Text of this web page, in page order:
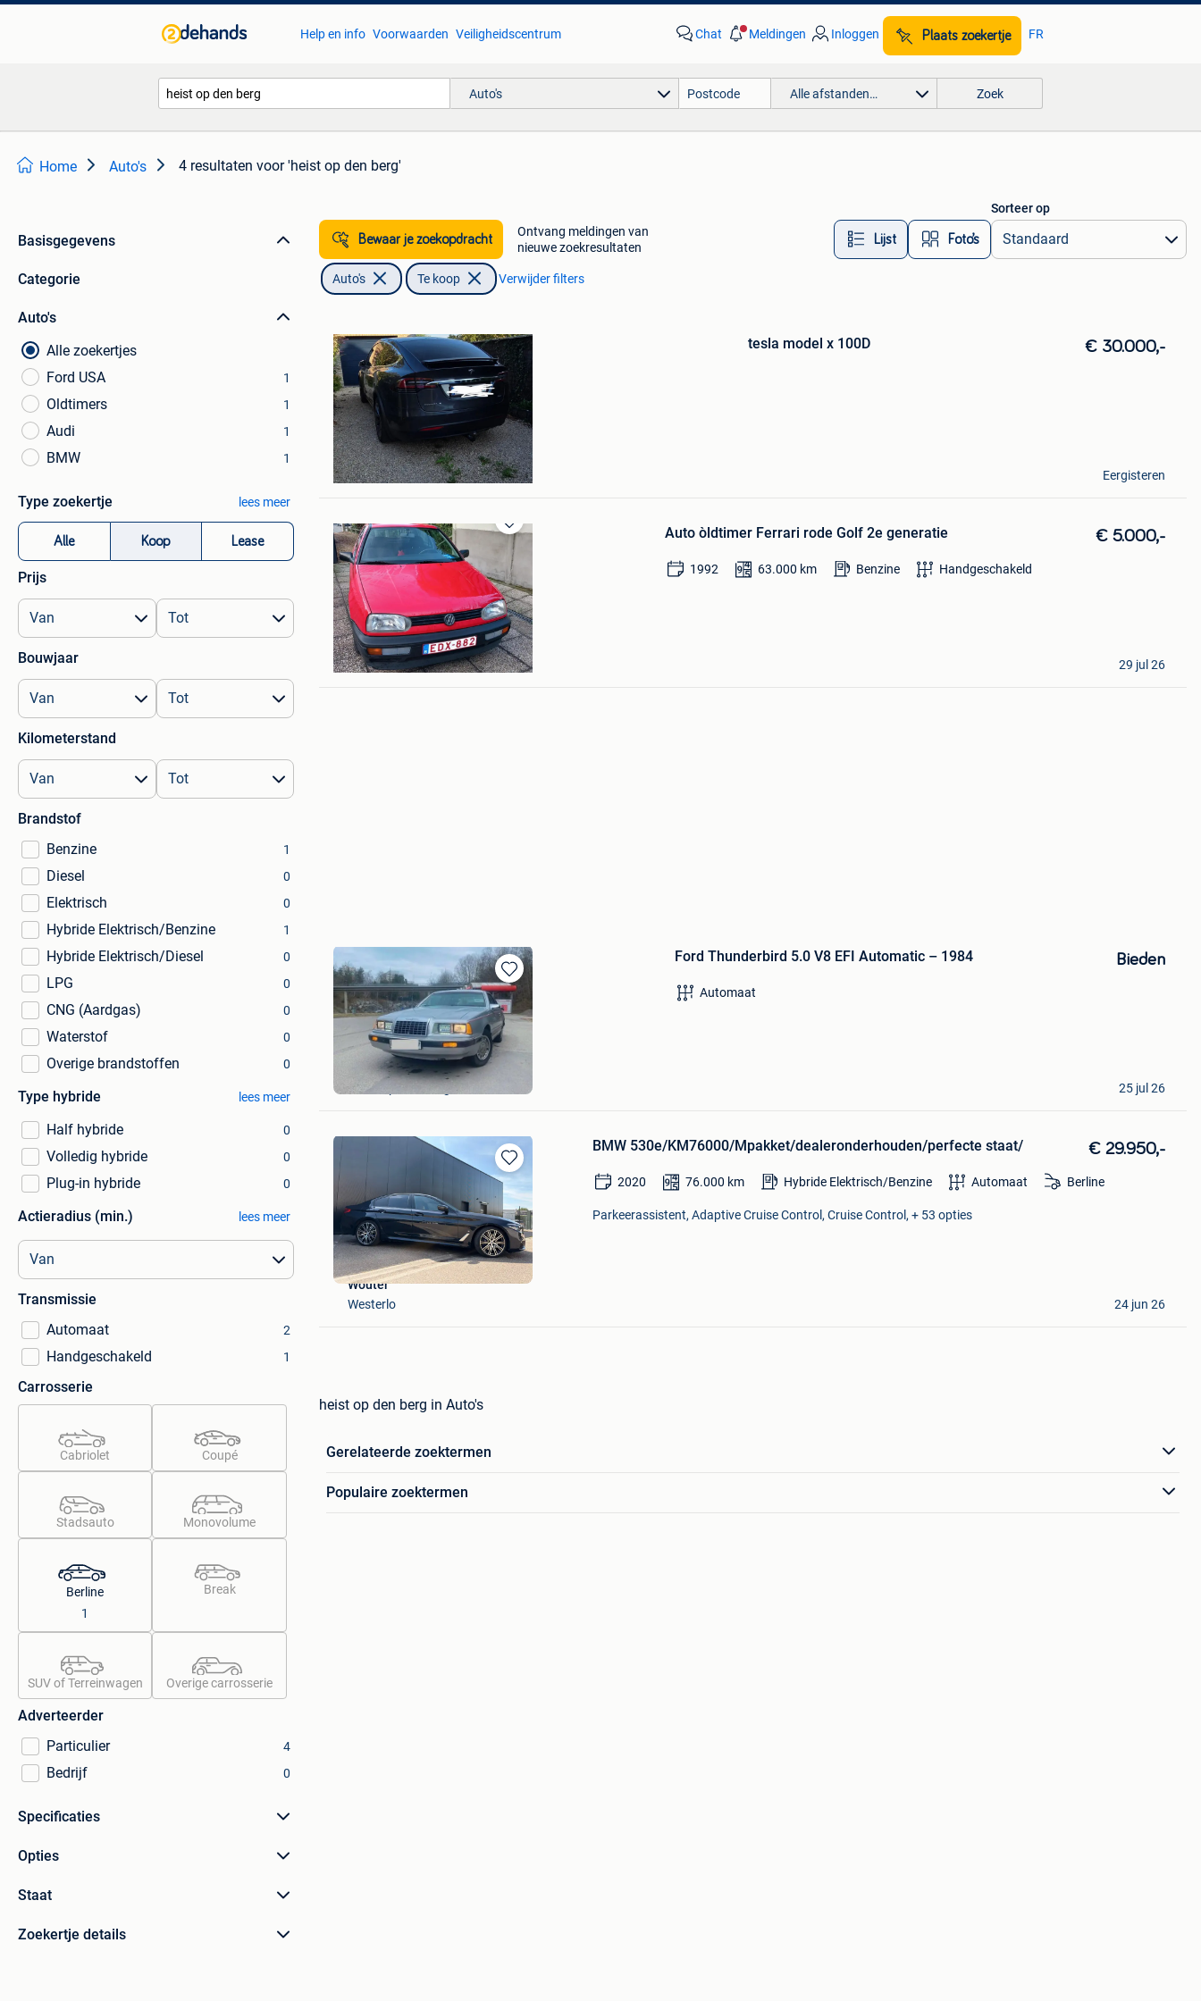
Help en info Voorwaarden Veiligheidscentrum Chat Meldingen Inloggen Plaats zoekertje FR
Auto's Alle afstanden… Zoek
Home Auto's 4 resultaten voor 'heist op den berg'
Basisgegevens
Categorie
Auto's
Alle zoekertjes
Ford USA
1
Oldtimers 1
Audi 1
BMW 1
Type zoekertje lees meer
Alle Koop Lease
Prijs
Bouwjaar
Kilometerstand
Brandstof
Benzine
1
Diesel 0
Elektrisch 0
Hybride Elektrisch/Benzine 1
Hybride Elektrisch/Diesel 0
LPG 0
CNG (Aardgas) 0
Waterstof 0
Overige brandstoffen 0
Type hybride lees meer
Half hybride 0
Volledig hybride 0
Plug-in hybride 0
Actieradius (min.) lees meer
Transmissie
Automaat
2
Handgeschakeld 1
Carrosserie
Cabriolet Coupé
Stadsauto Monovolume
Berline
1
Break
SUV of Terreinwagen Overige carrosserie
Adverteerder
Particulier
4
Bedrijf 0
Specificaties
Opties
Staat
Zoekertje details
Bewaar je zoekopdracht
Ontvang meldingen van
nieuwe zoekresultaten
Lijst Foto’s
Sorteer op
Auto's Te koop Verwijder filters
Bewaren
in
Mijn
Favorieten
tesla model x 100D € 30.000,-
davinia
Ekeren
Eergisteren
Bewaren
Mijn
Favorieten
Auto òldtimer Ferrari rode Golf 2e generatie € 5.000,-
1992 63.000 km Benzine Handgeschakeld
rabbi
Heist-Op-Den-Berg
29 jul 26
Bewaren
in
Mijn
Favorieten
Ford Thunderbird 5.0 V8 EFI Automatic – 1984 Bieden
Automaat
Heist-Op-Den-Berg
25 jul 26
Bewaren
Mijn
Favorieten
BMW 530e/KM76000/Mpakket/dealeronderhouden/perfecte staat/ € 29.950,-
2020 76.000 km Hybride Elektrisch/Benzine Automaat Berline
Parkeerassistent, Adaptive Cruise Control, Cruise Control, + 53 opties
Wouter
Westerlo
24 jun 26
heist op den berg in Auto's
Gerelateerde zoektermen
Populaire zoektermen